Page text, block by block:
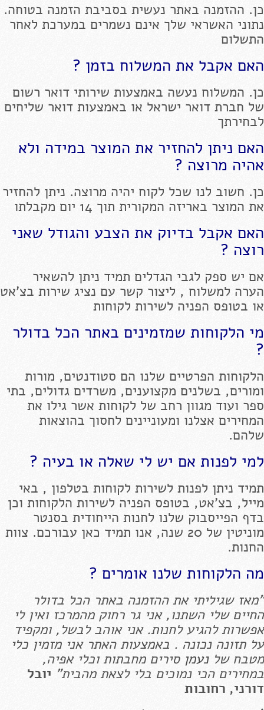
כן. ההזמנה באתר נעשית בסביבת הזמנה בטוחה.
נתוני האשראי שלך אינם נשמרים במערכת לאחר
התשלום
האם אקבל את המשלוח בזמן ?
כן. המשלוח נעשה באמצעות שירותי דואר רשום
של חברת דואר ישראל או באמצעות דואר שליחים
לבחירתך
האם ניתן להחזיר את המוצר במידה ולא
אהיה מרוצה ?
כן. חשוב לנו שכל לקוח יהיה מרוצה. ניתן להחזיר
את המוצר באריזה המקורית תוך 14 יום מקבלתו
האם אקבל בדיוק את הצבע והגודל שאני
רוצה ?
אם יש ספק לגבי הגדלים תמיד ניתן להשאיר
הערה למשלוח , ליצור קשר עם נציג שירות בצ'אט
או בטופס הפניה לשירות לקוחות
מי הלקוחות שמזמינים באתר הכל בדולר
?
הלקוחות הפרטיים שלנו הם סטודנטים, מורות
ומורים, בשלנים מקצוענים, משרדים גדולים, בתי
ספר ועוד מגוון רחב של לקוחות אשר גילו את
המחירים אצלנו ומעוניינים לחסוך בהוצאות
שלהם.
למי לפנות אם יש לי שאלה או בעיה ?
תמיד ניתן לפנות לשירות לקוחות בטלפון , באי
מייל, בצ'אט, בטופס הפניה לשירות הלקוחות וכן
בדף הפייסבוק שלנו לחנות הייחודית בסנטר
מוניטין של 20 שנה, אנו תמיד כאן עבורכם. צוות
החנות.
מה הלקוחות שלנו אומרים ?
"מאז שגיליתי את ההזמנה באתר הכל בדולר
החיים שלי השתנו, אני גר רחוק מהמרכז ואין לי
אפשרות להגיע לחנות. אני אוהב לבשל, ומקפיד
על תזונה נכונה . באמצעות האתר אני מזמין כלי
מטבח שלנעמןסירים מחבתות וכלי אפיה,
במחירים הכי נמוכים בלי לצאת מהבית" יובל
דורני, רחובות